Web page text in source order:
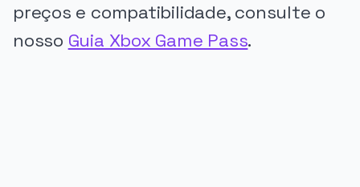
preços e compatibilidade, consulte o
nosso Guia Xbox Game Pass.